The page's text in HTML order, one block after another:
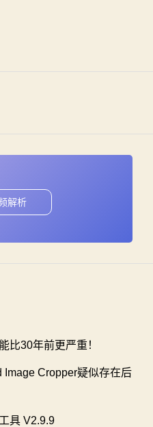
解析
比30年前更严重！
Cropper疑似存在后
具 V2.9.9